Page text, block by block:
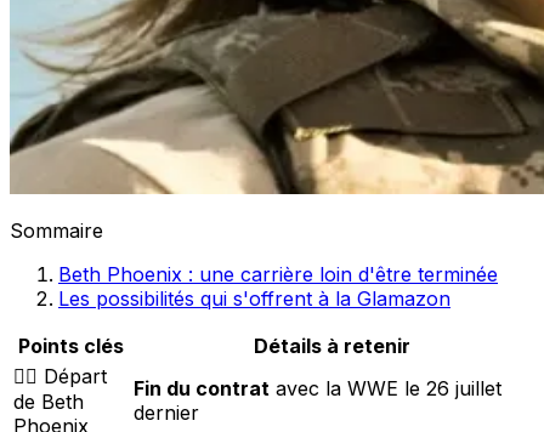
Sommaire
Beth Phoenix : une carrière loin d'être terminée
Les possibilités qui s'offrent à la Glamazon
Points clés
Détails à retenir
🤼‍♀️ Départ
de Beth
Phoenix
Fin du contrat avec la WWE le 26 juillet
dernier